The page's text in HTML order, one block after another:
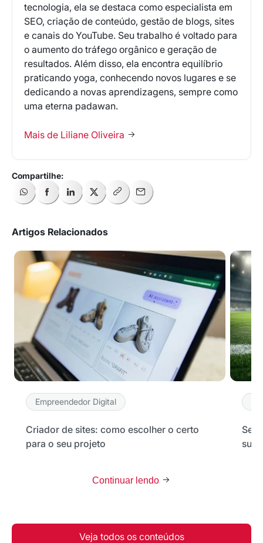
tecnologia, ela se destaca como especialista em
SEO, criação de conteúdo, gestão de blogs, sites
e canais do YouTube. Seu trabalho é voltado para
o aumento do tráfego orgânico e geração de
resultados. Além disso, ela encontra equilíbrio
praticando yoga, conhecendo novos lugares e se
dedicando a novas aprendizagens, sempre como
uma eterna padawan.
Mais de Liliane Oliveira
Artigos Relacionados
Empreendedor Digital
Criador de sites: como escolher o certo
para o seu projeto
Continuar lendo
Seu
sua
Veja todos os conteúdos